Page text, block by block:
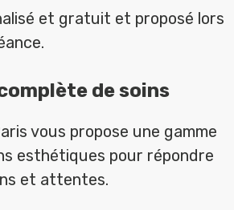
et gratuit et proposé lors
de soins
vous propose une gamme
esthétiques pour répondre
et attentes.